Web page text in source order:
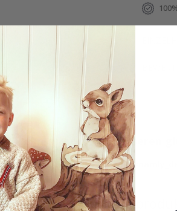
Inspiration von unseren
Teile dein Bild mit
Ähnliche